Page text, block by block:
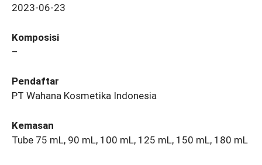
2023-06-23
Komposisi
–
Pendaftar
PT Wahana Kosmetika Indonesia
Kemasan
Tube 75 mL, 90 mL, 100 mL, 125 mL, 150 mL, 180 mL